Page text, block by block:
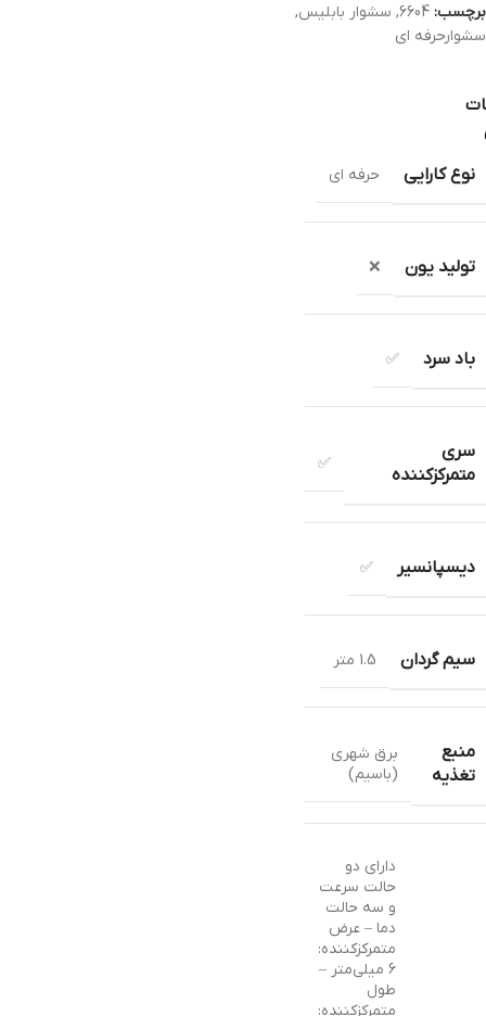
برچسب: 6604
, سشوار بابلیس,
سشوارحرفه ای
نوع کارایی
حرفه ای
تولید یون ❌
باد سرد ✅
سری
متمرکزکننده
✅
دیسپانسیر ✅
سیم گردان 1.5 متر
منبع
تغذیه
برق شهری
(باسیم)
دارای دو
حالت سرعت
و سه حالت
دما – عرض
متمرکزکننده:
6 میلی‌متر –
طول
متمرکزکننده: